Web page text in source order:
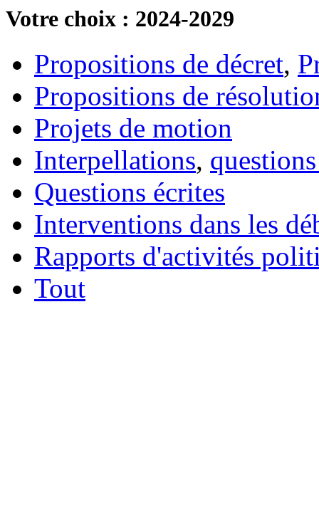
Votre choix : 2024-2029
Propositions de décret,
Propositions de
Projets de motion
Interpellations,
Questions écrites
Interventions dans les
Rapports d'activités
Tout